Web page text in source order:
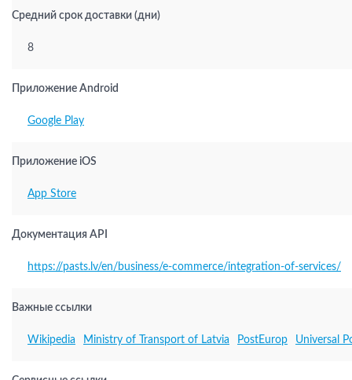
Средний срок доставки (дни)
8
Приложение Android
Google Play
Приложение iOS
App Store
Документация API
https://pasts.lv/en/business/e-commerce/integration-of-services/
Важные ссылки
Wikipedia Ministry of Transport of Latvia PostEurop Universal